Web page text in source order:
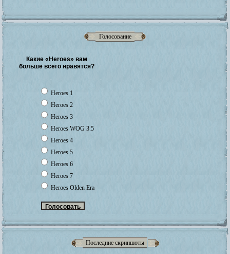
Голосование
Какие «Heroes» вам
больше всего нравятся?
Heroes 1
Heroes 2
Heroes 3
Heroes WOG 3.5
Heroes 4
Heroes 5
Heroes 6
Heroes 7
Heroes Olden Era
Последние скриншоты